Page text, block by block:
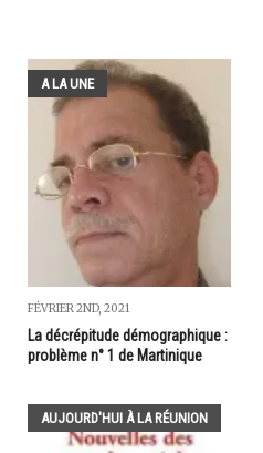
A LA UNE
FÉVRIER 2ND, 2021
La décrépitude démographique :
problème n° 1 de Martinique
AUJOURD'HUI À LA RÉUNION